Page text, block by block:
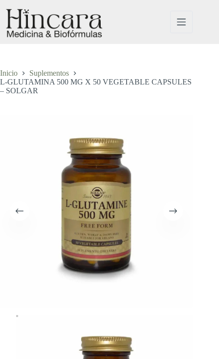
contenido
Inicio
Suplementos
L-GLUTAMINA 500 MG X 50 VEGETABLE CAPSULES
– SOLGAR